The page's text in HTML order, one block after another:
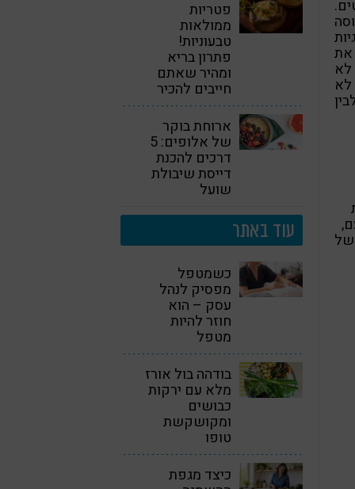
את
לא
של
פטריות
ממולאות
טבעוניות!
פתרון בריא
ומהיר שאתם
חייבים להכיר
ארוחת בוקר
של אלופים: 5
דרכים להכנת
דייסת שיבולת
שועל
עוד באתר
כשמטפל
מפסיק לנהל
עסק – הוא
חוזר להיות
מטפל
בודהה בול אורז
מלא עם ירקות
כבושים
ומקושקשת
טופו
כיצד מגפת